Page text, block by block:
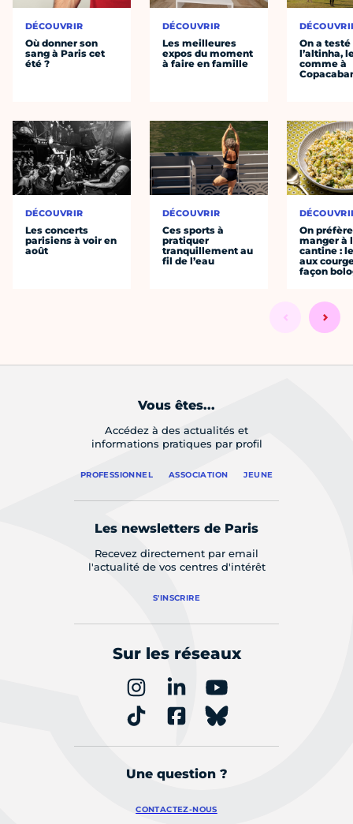
DÉCOUVRIR
Où donner son
sang à Paris cet
été ?
DÉCOUVRIR
Les concerts
parisiens à voir en
août
DÉCOUVRIR
Les meilleures
expos du moment
à faire en famille
DÉCOUVRIR
Ces sports à
pratiquer
tranquillement au
fil de l’eau
On a testé
l’altinha,
comme à
On préfère
manger à
cantine :
aux
façon
Vous êtes...
Accédez à des actualités et
informations pratiques par profil
PROFESSIONNEL ASSOCIATION JEUNE
Les newsletters de Paris
Recevez directement par email
l'actualité de vos centres d'intérêt
S'INSCRIRE
Sur les réseaux
Une question ?
CONTACTEZ-NOUS